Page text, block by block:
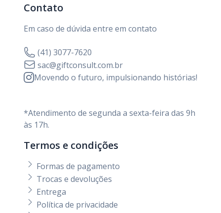
Contato
Em caso de dúvida entre em contato
(41) 3077-7620
sac@giftconsult.com.br
Movendo o futuro, impulsionando histórias!
*Atendimento de segunda a sexta-feira das 9h
às 17h.
Termos e condições
Formas de pagamento
Trocas e devoluções
Entrega
Política de privacidade